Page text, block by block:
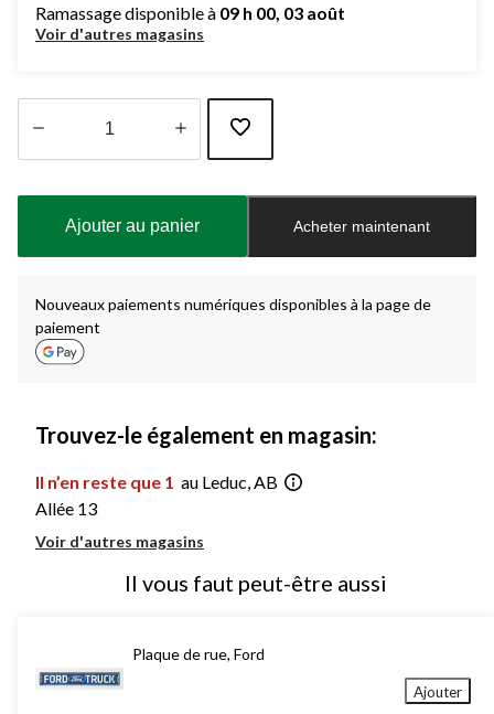
Ramassage disponible à 09 h 00, 03 août
Voir d'autres magasins
à
Ajouter au panier Acheter maintenant
Nouveaux paiements numériques disponibles à la page de
paiement
Trouvez-le également en magasin:
Il n’en reste que 1 au Leduc, AB
Allée 13
Voir d'autres magasins
Il vous faut peut-être aussi
Plaque de rue, Ford
Ajouter